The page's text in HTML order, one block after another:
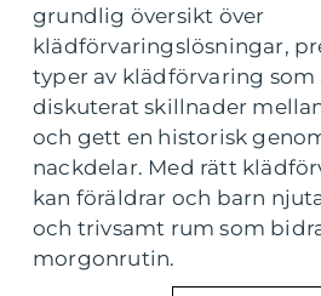
grundlig översikt över
klädförvaringslösningar,
typer av klädförvaring som
diskuterat skillnader
och gett en historisk
nackdelar. Med rätt
kan föräldrar och barn
och trivsamt rum som
morgonrutin.